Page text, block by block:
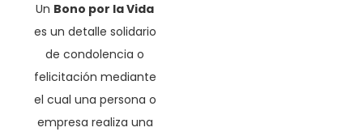
Un Bono por la Vida
es un detalle solidario
de condolencia o
felicitación mediante
el cual una persona o
empresa realiza una